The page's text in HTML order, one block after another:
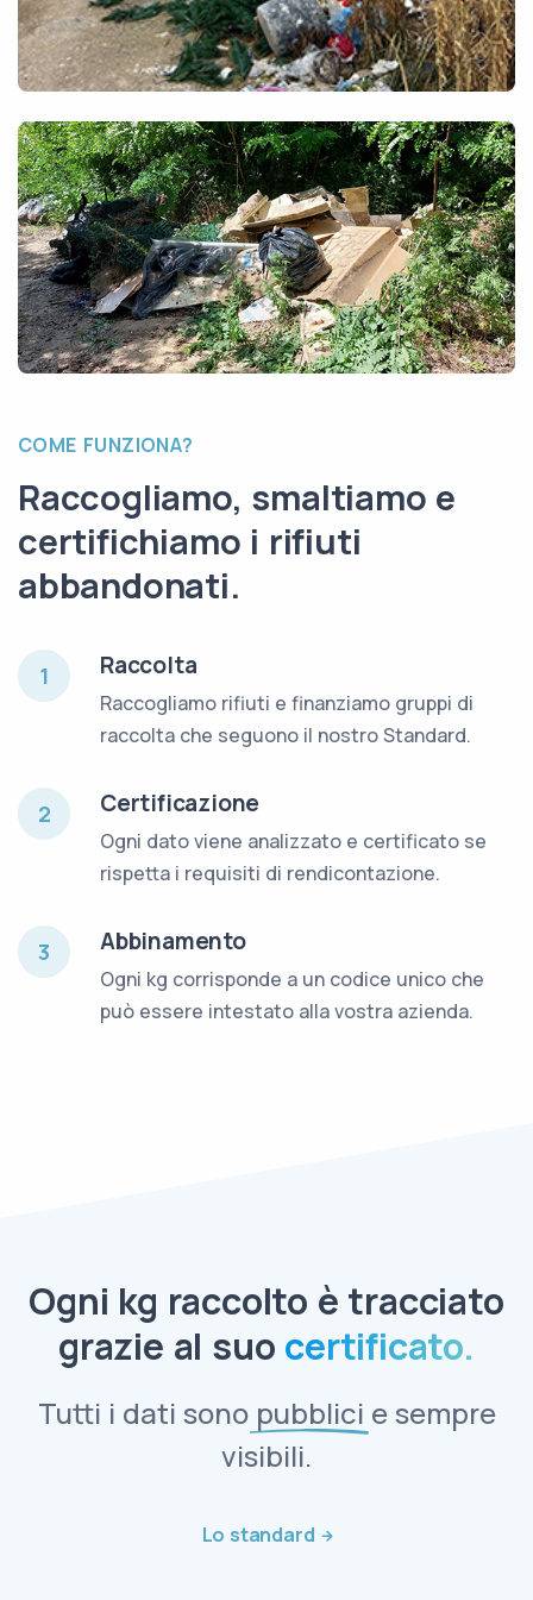
COME FUNZIONA?
Raccogliamo, smaltiamo e
certifichiamo i rifiuti
abbandonati.
1 Raccolta
Raccogliamo rifiuti e finanziamo gruppi di
raccolta che seguono il nostro Standard.
2 Certificazione
Ogni dato viene analizzato e certificato se
rispetta i requisiti di rendicontazione.
3 Abbinamento
Ogni kg corrisponde a un codice unico che
può essere intestato alla vostra azienda.
Ogni kg raccolto è tracciato
grazie al suo certificato.
Tutti i dati sono pubblici e sempre
visibili.
Lo standard